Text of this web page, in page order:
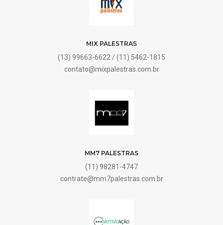
MIX PALESTRAS
(13) 99663-6622 / (11) 5462-1815
contato@mixpalestras.com.br
MM7 PALESTRAS
(11) 98281-4747
contrate@mm7palestras.com.br